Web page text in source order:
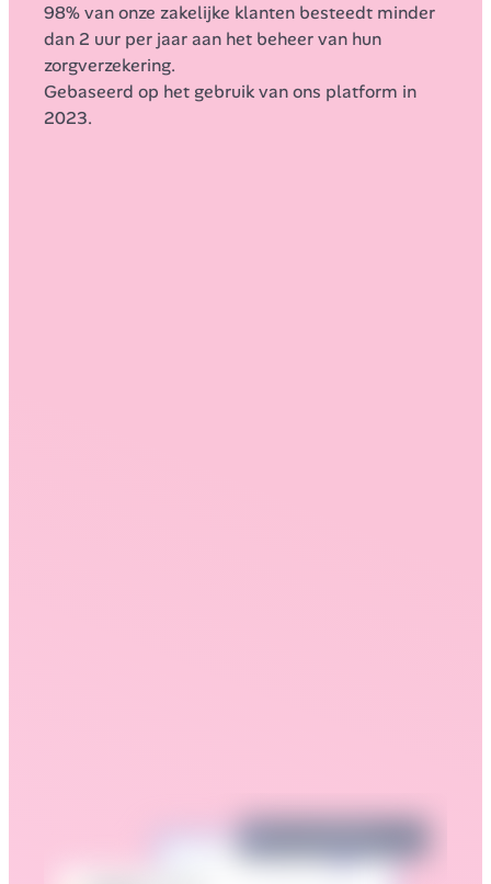
98% van onze zakelijke klanten besteedt minder
dan 2 uur per jaar aan het beheer van hun
zorgverzekering.
Gebaseerd op het gebruik van ons platform in
2023.